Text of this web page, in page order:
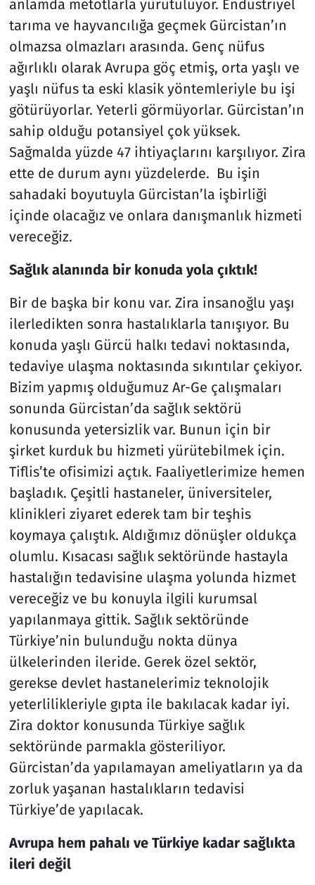
anlamda metotlarla yürütülüyor. Endüstriyel
tarıma ve hayvancılığa geçmek Gürcistan’ın
olmazsa olmazları arasında. Genç nüfus
ağırlıklı olarak Avrupa göç etmiş, orta yaşlı ve
yaşlı nüfus ta eski klasik yöntemleriyle bu işi
götürüyorlar. Yeterli görmüyorlar. Gürcistan’ın
sahip olduğu potansiyel çok yüksek.
Sağmalda yüzde 47 ihtiyaçlarını karşılıyor. Zira
ette de durum aynı yüzdelerde. Bu işin
sahadaki boyutuyla Gürcistan’la işbirliği
içinde olacağız ve onlara danışmanlık hizmeti
vereceğiz.
Sağlık alanında bir konuda yola çıktık!
Bir de başka bir konu var. Zira insanoğlu yaşı
ilerledikten sonra hastalıklarla tanışıyor. Bu
konuda yaşlı Gürcü halkı tedavi noktasında,
tedaviye ulaşma noktasında sıkıntılar çekiyor.
Bizim yapmış olduğumuz Ar-Ge çalışmaları
sonunda Gürcistan’da sağlık sektörü
konusunda yetersizlik var. Bunun için bir
şirket kurduk bu hizmeti yürütebilmek için.
Tiflis’te ofisimizi açtık. Faaliyetlerimize hemen
başladık. Çeşitli hastaneler, üniversiteler,
klinikleri ziyaret ederek tam bir teşhis
koymaya çalıştık. Aldığımız dönüşler oldukça
olumlu. Kısacası sağlık sektöründe hastayla
hastalığın tedavisine ulaşma yolunda hizmet
vereceğiz ve bu konuyla ilgili kurumsal
yapılanmaya gittik. Sağlık sektöründe
Türkiye’nin bulunduğu nokta dünya
ülkelerinden ileride. Gerek özel sektör,
gerekse devlet hastanelerimiz teknolojik
yeterlilikleriyle gıpta ile bakılacak kadar iyi.
Zira doktor konusunda Türkiye sağlık
sektöründe parmakla gösteriliyor.
Gürcistan’da yapılamayan ameliyatların ya da
zorluk yaşanan hastalıkların tedavisi
Türkiye’de yapılacak.
Avrupa hem pahalı ve Türkiye kadar sağlıkta
ileri değil